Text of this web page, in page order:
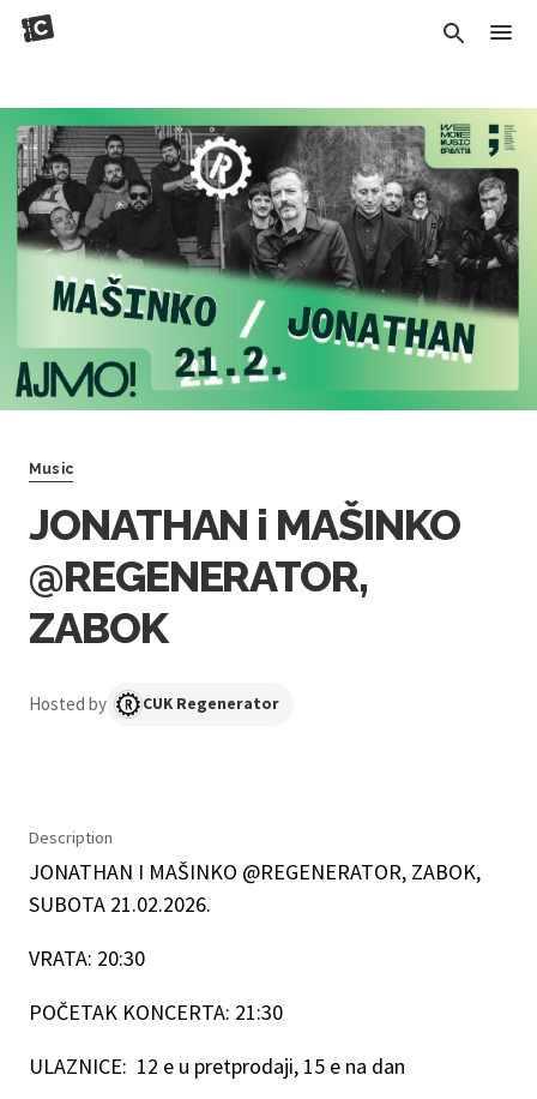
Music
JONATHAN i MAŠINKO
@REGENERATOR,
ZABOK
Hosted by CUK Regenerator
Description
JONATHAN I MAŠINKO @REGENERATOR, ZABOK,
SUBOTA 21.02.2026.
VRATA: 20:30
POČETAK KONCERTA: 21:30
ULAZNICE: 12 e u pretprodaji, 15 e na dan